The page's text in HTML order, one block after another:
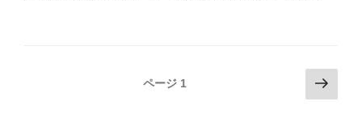
ページ 1
次
の